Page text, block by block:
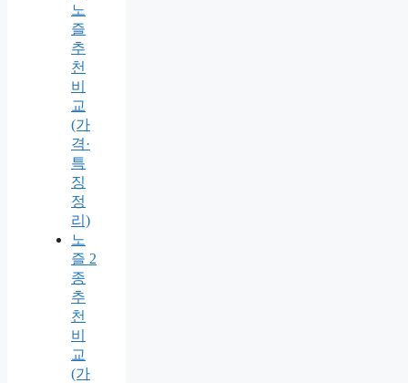
노
즐
추
천
비
교
(가
격·
특
징
정
리)
노
즐 2
종
추
천
비
교
(가